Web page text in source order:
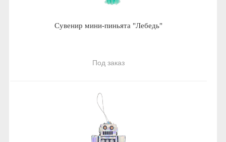
Сувенир мини-пиньята "Лебедь"
Под заказ